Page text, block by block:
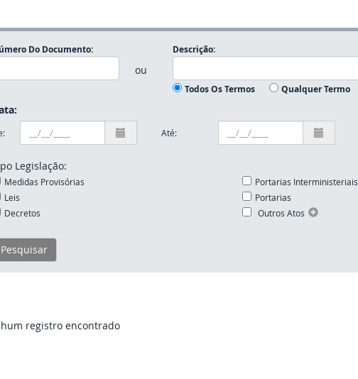
Do Documento:
ou
Descrição:
Todos Os Termos Qualquer Termo
Até:
Legislação:
Medidas Provisórias
Leis
Decretos
Portarias Interministeriais
Portarias
Outros Atos
registro encontrado